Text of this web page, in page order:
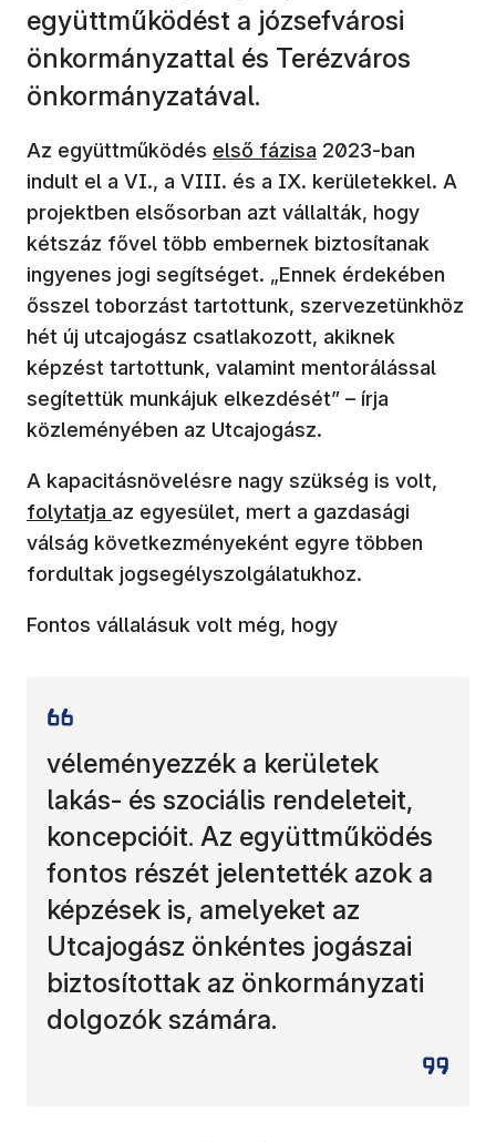
együttműködést a józsefvárosi
önkormányzattal és Terézváros
önkormányzatával.
Az együttműködés első fázisa 2023-ban
indult el a VI., a VIII. és a IX. kerületekkel. A
projektben elsősorban azt vállalták, hogy
kétszáz fővel több embernek biztosítanak
ingyenes jogi segítséget. „Ennek érdekében
ősszel toborzást tartottunk, szervezetünkhöz
hét új utcajogász csatlakozott, akiknek
képzést tartottunk, valamint mentorálással
segítettük munkájuk elkezdését” – írja
közleményében az Utcajogász.
A kapacitásnövelésre nagy szükség is volt,
folytatja az egyesület, mert a gazdasági
válság következményeként egyre többen
fordultak jogsegélyszolgálatukhoz.
Fontos vállalásuk volt még, hogy
véleményezzék a kerületek
lakás- és szociális rendeleteit,
koncepcióit. Az együttműködés
fontos részét jelentették azok a
képzések is, amelyeket az
Utcajogász önkéntes jogászai
biztosítottak az önkormányzati
dolgozók számára.